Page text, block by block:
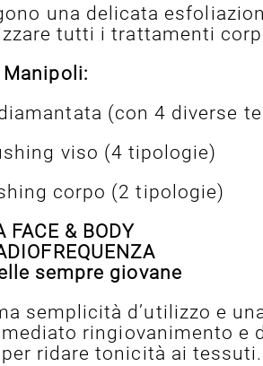
una delicata
tutti i trattamenti
Manipoli:
(con 4 diverse
viso (4 tipologie)
corpo (2 tipologie)
FACE & BODY
sempre giovane
semplicità d’utilizzo e
ringiovanimento e
ridare tonicità ai tessuti.